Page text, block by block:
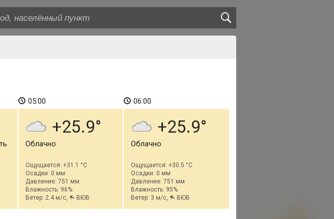
05:00
+25.9
Облачно
Ощущается: +31.1 °C
Осадки: 0 мм
Давление: 751 мм
Влажность: 96%
Ветер: 2.4 м/с,
ВЮВ
06:00
+25.9
Облачно
Ощущается: +30.5 °C
Осадки: 0 мм
Давление: 751 мм
Влажность: 95%
Ветер: 3 м/с,
ВЮВ